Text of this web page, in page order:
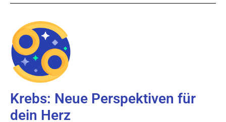
Krebs: Neue Perspektiven für
dein Herz